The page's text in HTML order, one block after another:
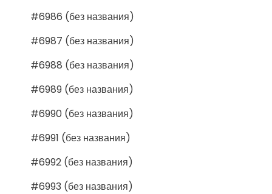
#6986 (без названия)
#6987 (без названия)
#6988 (без названия)
#6989 (без названия)
#6990 (без названия)
#6991 (без названия)
#6992 (без названия)
#6993 (без названия)